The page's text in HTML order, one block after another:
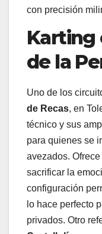
con precisión
Karting
de la
Uno de los
de Recas, en
técnico y sus
para quienes se
avezados.
sacrificar la
configuración
lo hace perfecto
privados. Otro